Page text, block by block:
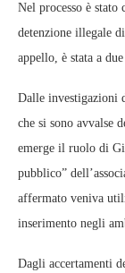
Nel processo è
detenzione illegale
appello, è stata a
Dalle investigazioni
che si sono avvalse
emerge il ruolo di
pubblico”
affermato veniva
inserimento negli
Dagli accertamenti